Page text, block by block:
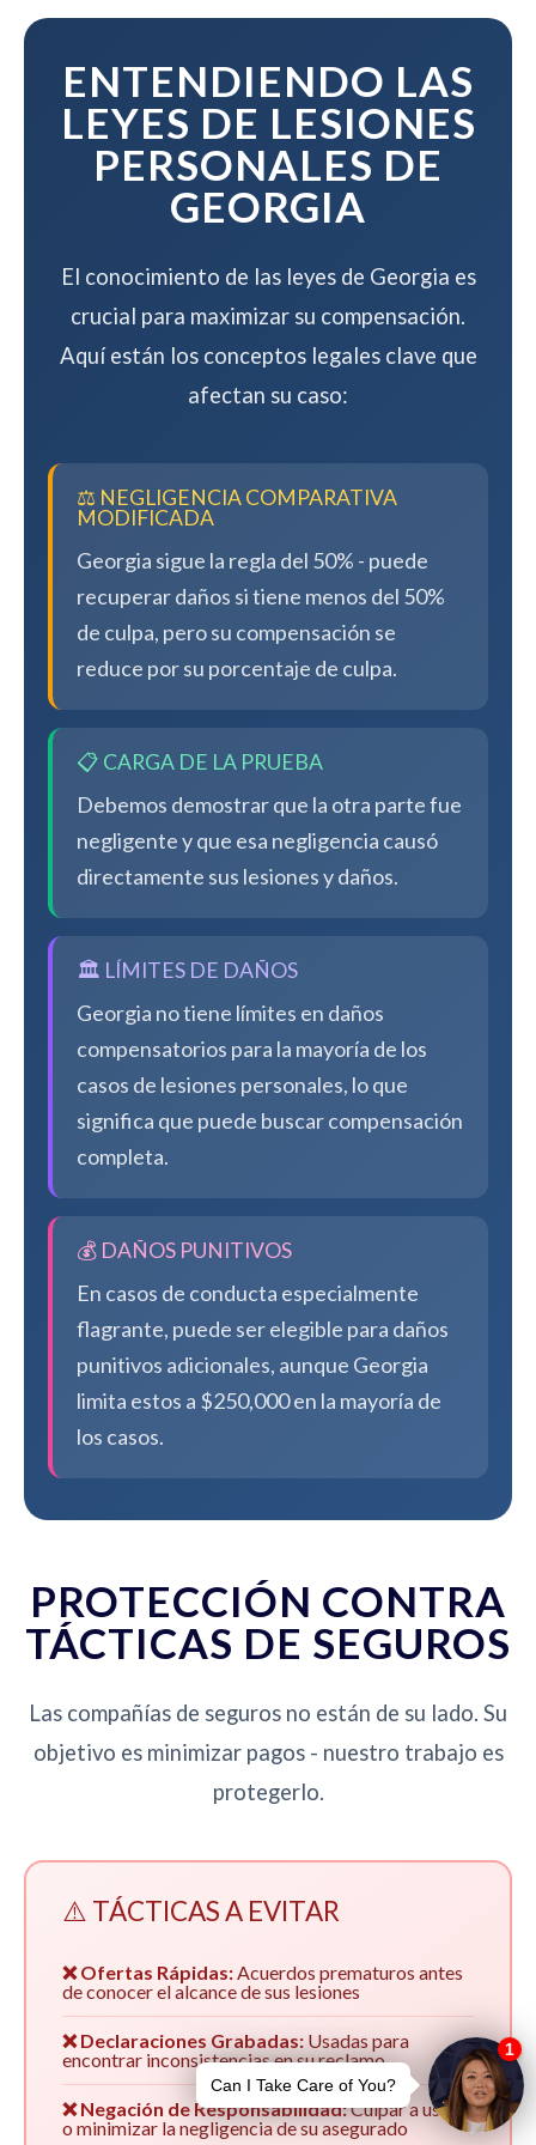
mientras maximizamos su
ENTENDIENDO LAS
LEYES DE LESIONES
PERSONALES DE
GEORGIA
El conocimiento de las leyes de Georgia es
crucial para maximizar su compensación.
Aquí están los conceptos legales clave que
afectan su caso:
⚖️ NEGLIGENCIA COMPARATIVA
MODIFICADA
Georgia sigue la regla del 50% - puede
recuperar daños si tiene menos del 50%
de culpa, pero su compensación se
reduce por su porcentaje de culpa.
📋 CARGA DE LA PRUEBA
Debemos demostrar que la otra parte fue
negligente y que esa negligencia causó
directamente sus lesiones y daños.
🏛️ LÍMITES DE DAÑOS
Georgia no tiene límites en daños
compensatorios para la mayoría de los
casos de lesiones personales, lo que
significa que puede buscar compensación
completa.
💰 DAÑOS PUNITIVOS
En casos de conducta especialmente
flagrante, puede ser elegible para daños
punitivos adicionales, aunque Georgia
limita estos a $250,000 en la mayoría de
los casos.
PROTECCIÓN CONTRA
TÁCTICAS DE SEGUROS
Las compañías de seguros no están de su lado. Su
objetivo es minimizar pagos - nuestro trabajo es
protegerlo.
⚠️ TÁCTICAS A EVITAR
❌ Ofertas Rápidas:Acuerdos prematuros antes
de conocer el alcance de sus lesiones
❌ Declaraciones Grabadas: Usadas para
encontrar inconsistencias en su reclamo
❌ Negación de Responsabilidad:Culpar a usted
o minimizar la negligencia de su asegurado